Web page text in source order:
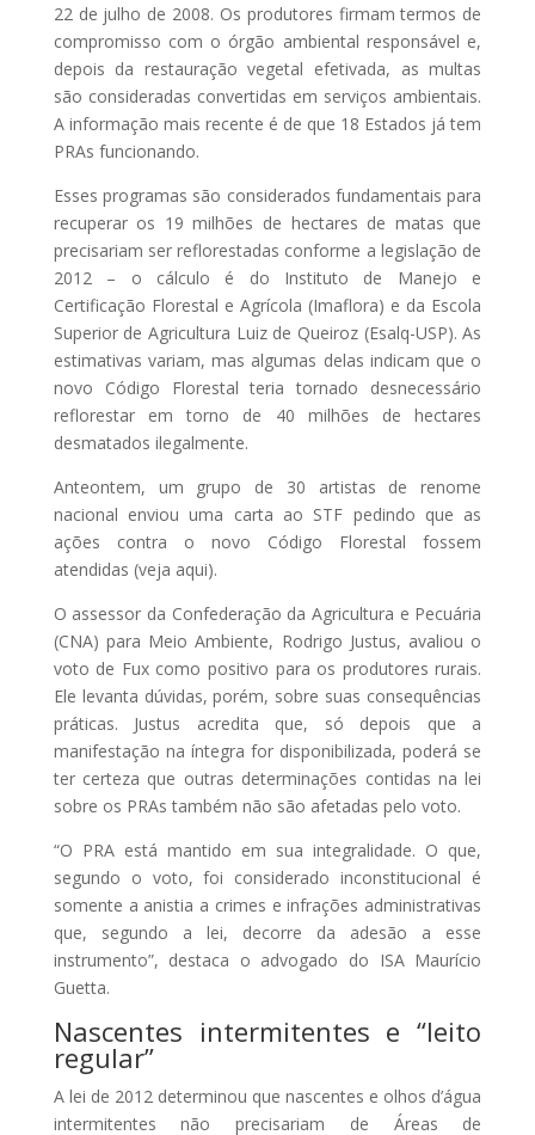
22 de julho de 2008. Os produtores firmam termos de
compromisso com o órgão ambiental responsável e,
depois da restauração vegetal efetivada, as multas
são consideradas convertidas em serviços ambientais.
A informação mais recente é de que 18 Estados já tem
PRAs funcionando.
Esses programas são considerados fundamentais para
recuperar os 19 milhões de hectares de matas que
precisariam ser reflorestadas conforme a legislação de
2012 – o cálculo é do Instituto de Manejo e
Certificação Florestal e Agrícola (Imaflora) e da Escola
Superior de Agricultura Luiz de Queiroz (Esalq-USP). As
estimativas variam, mas algumas delas indicam que o
novo Código Florestal teria tornado desnecessário
reflorestar em torno de 40 milhões de hectares
desmatados ilegalmente.
Anteontem, um grupo de 30 artistas de renome
nacional enviou uma carta ao STF pedindo que as
ações contra o novo Código Florestal fossem
atendidas (veja aqui).
O assessor da Confederação da Agricultura e Pecuária
(CNA) para Meio Ambiente, Rodrigo Justus, avaliou o
voto de Fux como positivo para os produtores rurais.
Ele levanta dúvidas, porém, sobre suas consequências
práticas. Justus acredita que, só depois que a
manifestação na íntegra for disponibilizada, poderá se
ter certeza que outras determinações contidas na lei
sobre os PRAs também não são afetadas pelo voto.
“O PRA está mantido em sua integralidade. O que,
segundo o voto, foi considerado inconstitucional é
somente a anistia a crimes e infrações administrativas
que, segundo a lei, decorre da adesão a esse
instrumento”, destaca o advogado do ISA Maurício
Guetta.
Nascentes intermitentes e “leito
regular”
A lei de 2012 determinou que nascentes e olhos d’água
intermitentes não precisariam de Áreas de